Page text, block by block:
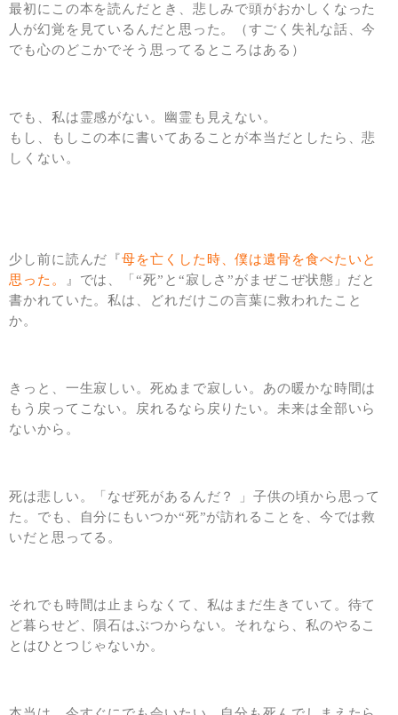
最初にこの本を読んだとき、悲しみで頭がおかしくなった
人が幻覚を見ているんだと思った。（すごく失礼な話、今
でも心のどこかでそう思ってるところはある）
でも、私は霊感がない。幽霊も見えない。
もし、もしこの本に書いてあることが本当だとしたら、悲
しくない。
少し前に読んだ『母を亡くした時、僕は遺骨を食べたいと
思った。
』では、「“死”と“寂しさ”がまぜこぜ状態」だと
書かれていた。私は、どれだけこの言葉に救われたこと
か。
きっと、一生寂しい。死ぬまで寂しい。あの暖かな時間は
もう戻ってこない。戻れるなら戻りたい。未来は全部いら
ないから。
死は悲しい。「なぜ死があるんだ？ 」子供の頃から思って
た。でも、自分にもいつか“死”が訪れることを、今では救
いだと思ってる。
それでも時間は止まらなくて、私はまだ生きていて。待て
ど暮らせど、隕石はぶつからない。それなら、私のやるこ
とはひとつじゃないか。